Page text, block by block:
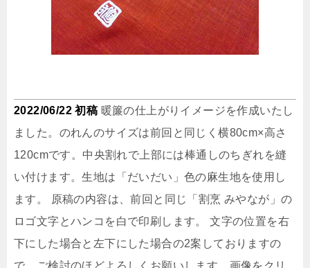
2022/06/22 初稿 暖簾の仕上がりイメージを作成いたし
ました。のれんのサイズは前回と同じく横80cm×高さ
120cmです。中央割れで上部には棒通しのちぎれを縫
い付けます。生地は「だいだい」色の麻生地を使用し
ます。 原稿の内容は、前回と同じ「割烹 みやなが」の
ロゴ文字とハンコを白で印刷します。 文字の位置を右
下にした場合と左下にした場合の2案しておりますの
で、ご検討のほどよろしくお願いします。画像をクリ